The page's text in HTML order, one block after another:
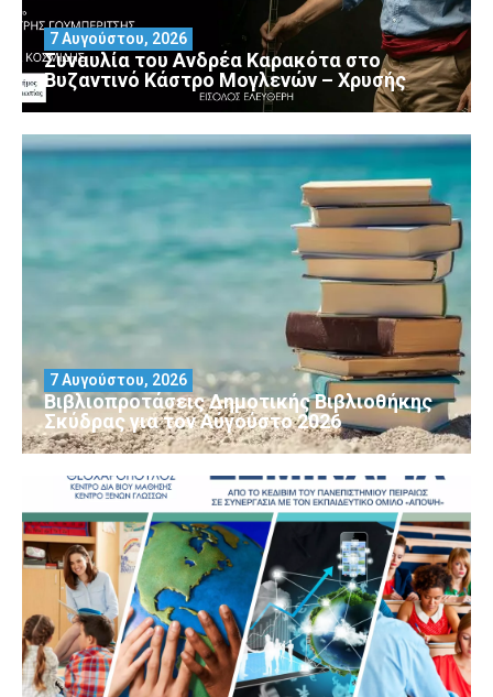
Συναυλία του Ανδρέα Καρακότα στο
Βυζαντινό Κάστρο Μογλενών – Χρυσής
7 Αυγούστου, 2026
Βιβλιοπροτάσεις Δημοτικής Βιβλιοθήκης
Σκύδρας για τον Αύγούστο 2026
7 Αυγούστου, 2026